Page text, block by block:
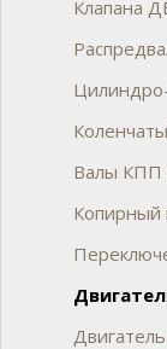
Клапана
Валы КПП
Копирный